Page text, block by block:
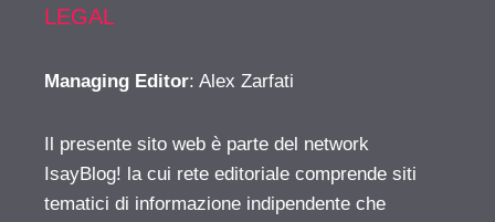
LEGAL
Managing Editor: Alex Zarfati
Il presente sito web è parte del network
IsayBlog! la cui rete editoriale comprende siti
tematici di informazione indipendente che